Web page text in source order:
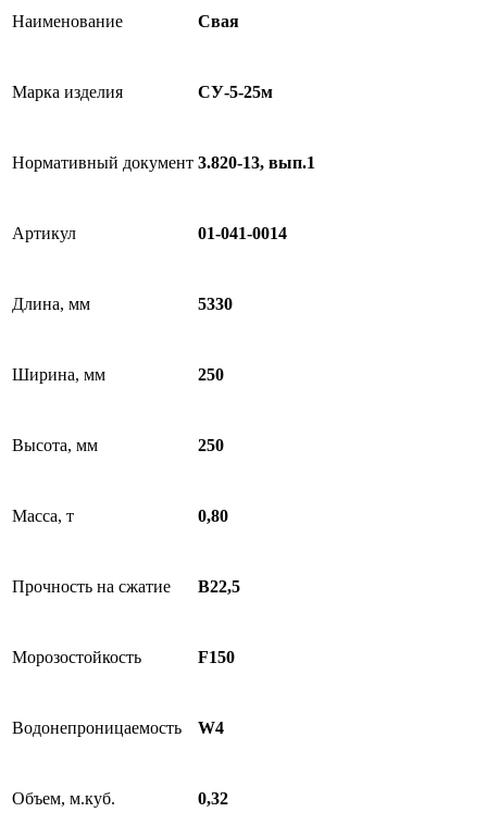
Наименование Свая
Марка изделия СУ-5-25м
Нормативный документ 3.820-13, вып.1
Артикул 01-041-0014
Длина, мм 5330
Ширина, мм 250
Высота, мм 250
Масса, т 0,80
Прочность на сжатие B22,5
Морозостойкость F150
Водонепроницаемость W4
Объем, м.куб. 0,32